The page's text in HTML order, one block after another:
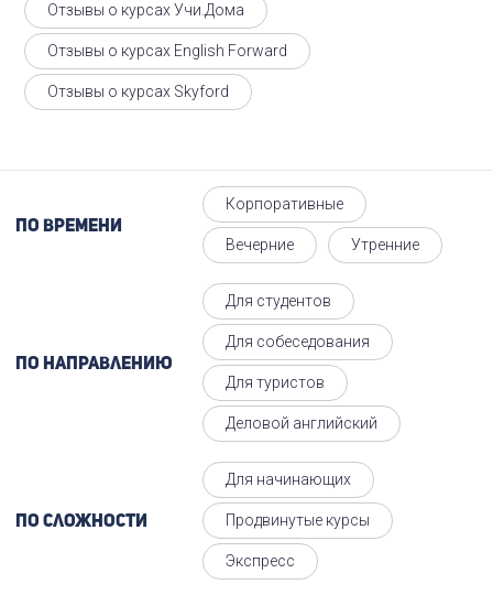
Отзывы о курсах Учи.Дома
Отзывы о курсах English Forward
Отзывы о курсах Skyford
По времени
Корпоративные
Вечерние Утренние
По направлению
Для студентов
Для собеседования
Для туристов
Деловой английский
По сложности
Для начинающих
Продвинутые курсы
Экспресс